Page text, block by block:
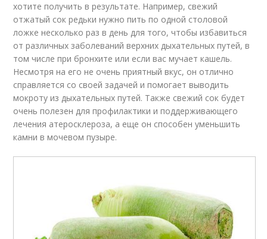
хотите получить в результате. Например, свежий
отжатый сок редьки нужно пить по одной столовой
ложке несколько раз в день для того, чтобы избавиться
от различных заболеваний верхних дыхательных путей, в
том числе при бронхите или если вас мучает кашель.
Несмотря на его не очень приятный вкус, он отлично
справляется со своей задачей и помогает выводить
мокроту из дыхательных путей. Также свежий сок будет
очень полезен для профилактики и поддерживающего
лечения атеросклероза, а еще он способен уменьшить
камни в мочевом пузыре.